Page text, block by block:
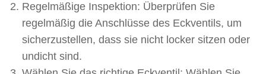
Regelmäßige Inspektion: Überprüfen Sie
regelmäßig die Anschlüsse des Eckventils, um
sicherzustellen, dass sie nicht locker sitzen oder
undicht sind.